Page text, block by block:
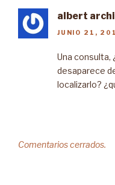
albert
JUNIO 21,
Una consulta,
desaparece
localizarlo?
Comentarios cerrados.